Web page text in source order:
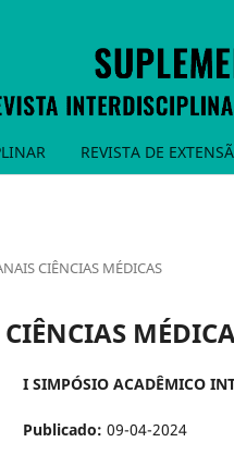
REVISTA DE
CIÊNCIAS MÉDICAS
I SIMPÓSIO ACADÊMICO
Publicado: 09-04-2024